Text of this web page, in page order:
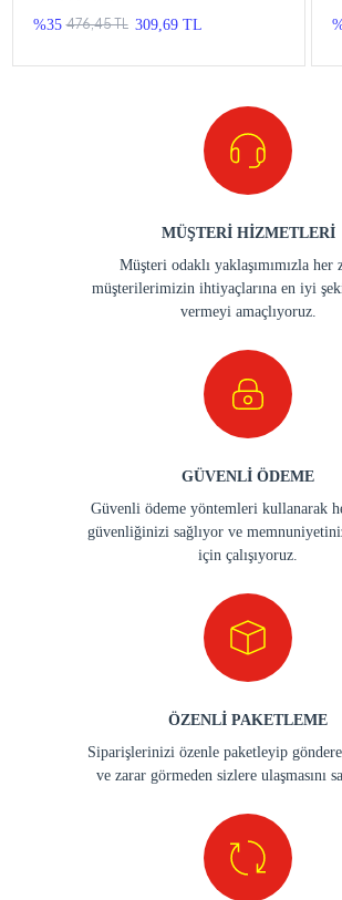
%35 476,45 TL 309,69 TL
MÜŞTERİ HİZMETLERİ
Müşteri odaklı yaklaşımımızla her
müşterilerimizin ihtiyaçlarına en iyi
vermeyi amaçlıyoruz.
GÜVENLİ ÖDEME
Güvenli ödeme yöntemleri kullanarak
güvenliğinizi sağlıyor ve
için çalışıyoruz.
ÖZENLİ PAKETLEME
Siparişlerinizi özenle paketleyip
ve zarar görmeden sizlere ulaşmasını